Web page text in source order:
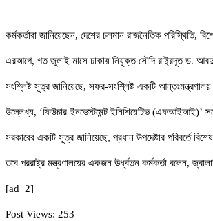
কর্মকর্তারা জানিয়েছেন, দেশের চলমান রাজনৈতিক পরিস্থিতি,
এরআগে, গত জুলাই মাসে ঢাকায় নিযুক্ত সৌদি রাষ্ট্রদূত ড.
সংশ্লিষ্ট সূত্র জানিয়েছে, সফর-সংশ্লিষ্ট একটি
উল্লেখ্য, ‘ফিউচার ইনভেস্টমেন্ট ইনিশিয়েটিভ (এফআইআই)’
সরকারের একটি সূত্র জানিয়েছে, প্রধান উপদেষ্টার পরিবর্তে
তবে পররাষ্ট্র মন্ত্রণালয়ের একজন ঊর্ধ্বতন কর্মকর্তা বলেন,
[ad_2]
Post Views: 253